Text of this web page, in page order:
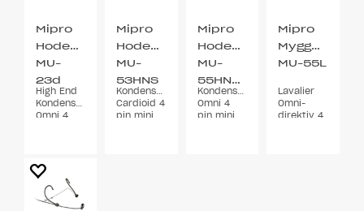
Mipro
Hodebøylemikrofon
MU-
23d
High End
Kondensator
Omni 4
Mipro
Hodebøylemikrofon
MU-
53HNS
Beige
Kondensator
Cardioid 4
pin mini
Mipro
Hodebøylemikrofon
MU-
55HNS/MU-
2F
Kondensator
Omni 4
pin mini
Mipro
MU-55L
Lavalier
Omni-
direktiv 4